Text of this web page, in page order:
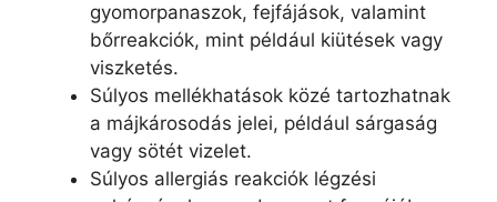
gyomorpanaszok, fejfájások, valamint
bőrreakciók, mint például kiütések vagy
viszketés.
Súlyos mellékhatások közé tartozhatnak
a májkárosodás jelei, például sárgaság
vagy sötét vizelet.
Súlyos allergiás reakciók légzési